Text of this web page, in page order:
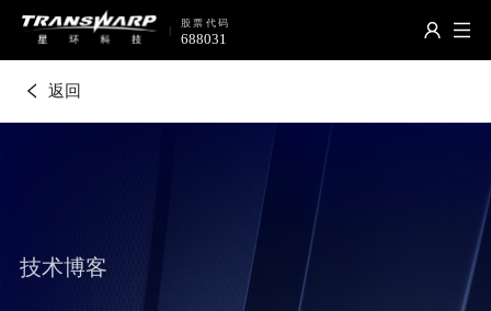
返回
技术博客